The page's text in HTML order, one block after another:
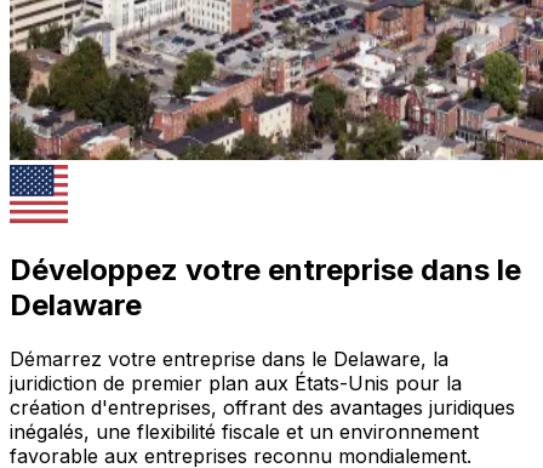
Développez votre entreprise dans le
Delaware
Démarrez votre entreprise dans le Delaware, la
juridiction de premier plan aux États-Unis pour la
création d'entreprises, offrant des avantages juridiques
inégalés, une flexibilité fiscale et un environnement
favorable aux entreprises reconnu mondialement.